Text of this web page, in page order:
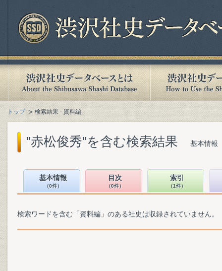
トップ 検索結果 - 資料編
"赤松俊秀"を含む検索結果 基本情報
基本情報
（0件）
目次
（0件）
索引
（1件）
検索ワードを含む「資料編」のある社史は収録されていません。